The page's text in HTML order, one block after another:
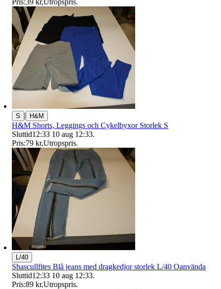
S | H&M
H&M Shorts, Leggings och Cykelbyxor Storlek S
Sluttid12:33 10 aug 12:33.
Pris:79 kr,Utropspris.
L/40
Shascullfites Blå jeans med dragkedjor storlek L/40 Oanvända
Sluttid12:33 10 aug 12:33.
Pris:89 kr,Utropspris.